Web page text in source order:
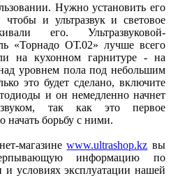
Нужно установить его
чтобы и ультразвук и световое
его. Ультразвуковой-
«Торнадо ОТ.02» лучше всего
на кухонном гарнитуре - на
уровнем пола под небольшим
это будет сделано, включите
и он немедленно начнет
так как это первое
борьбу с ними.
магазинеwww.ultrashop.kz вы
информацию по
и условиях эксплуатации нашей